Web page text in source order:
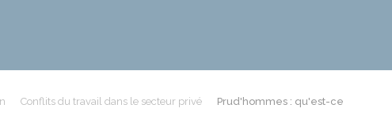
Conflits du travail dans le secteur privé
Prud'hommes : qu'est-ce